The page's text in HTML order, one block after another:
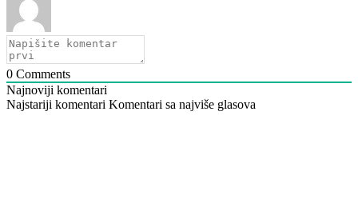
0 Comments
Najnoviji komentari
Najstariji komentari Komentari sa najviše glasova